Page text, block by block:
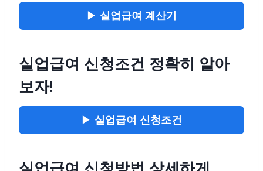
▶ 실업급여 계산기
실업급여 신청조건 정확히 알아
보자!
▶ 실업급여 신청조건